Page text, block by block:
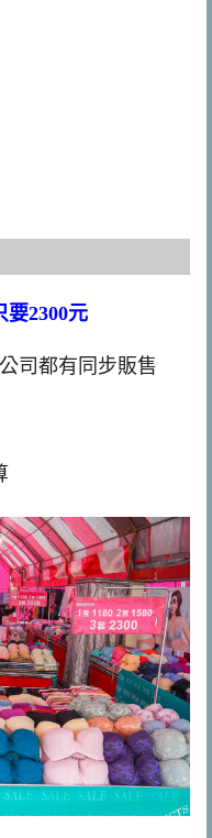
要2300元
司都有同步販售